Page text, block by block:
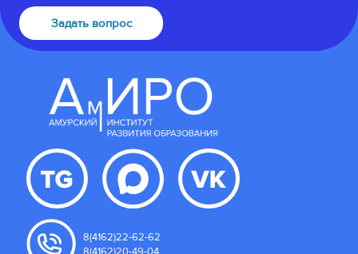
Задать вопрос
8(4162)22-62-62